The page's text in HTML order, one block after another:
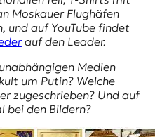
Moskauer Flughäfen
und auf YouTubefindet
auf den Leader.
Medien
um Putin? Welche
zugeschrieben? Und auf
bei den Bildern?